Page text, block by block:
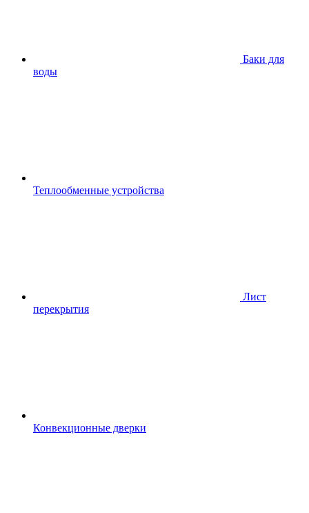
Баки для
воды
Теплообменные устройства
Лист
перекрытия
Конвекционные дверки